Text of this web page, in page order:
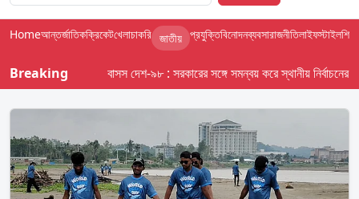
Homeআন্তর্জাতিকক্রিকেটখেলাচাকরি জাতীয় প্রযুক্তিবিনোদনব্যবসারাজনীতিলাইফস্টাইলশিক্ষা
Breaking বাসস দেশ-৯৮ : সরকারের সঙ্গে সমন্বয় করে স্থানীয় নির্বাচনের